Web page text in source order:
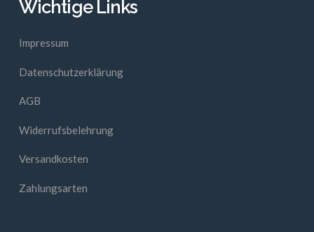
Wichtige Links
Impressum
Datenschutzerklärung
AGB
Widerrufsbelehrung
Versandkosten
Zahlungsarten